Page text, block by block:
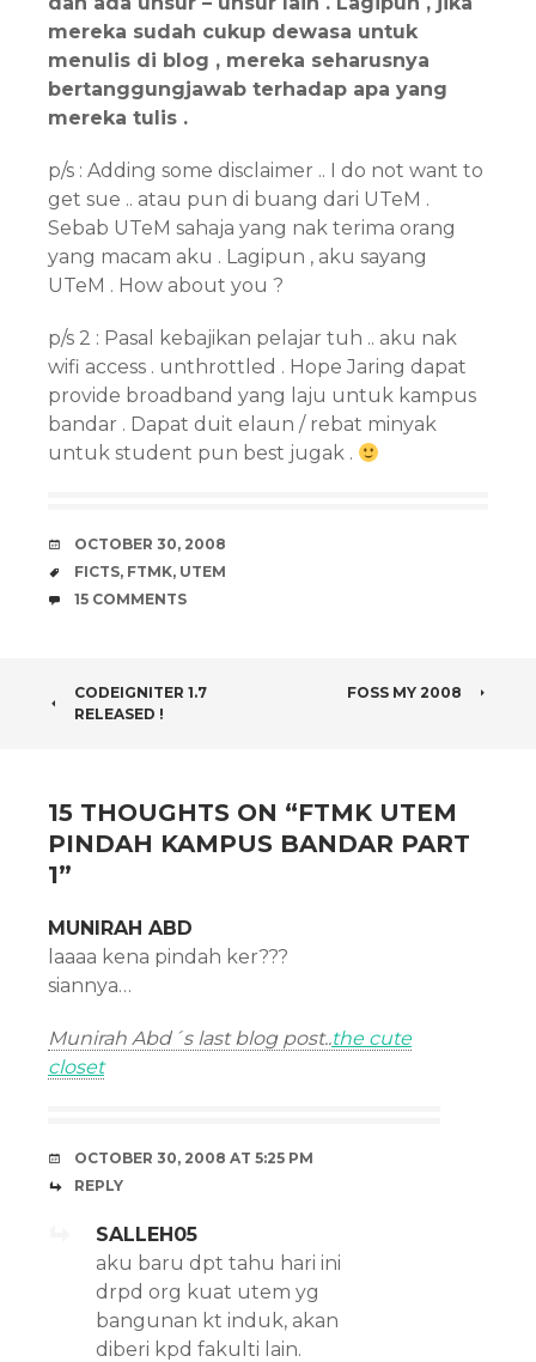
mereka sudah cukup dewasa untuk
menulis di blog , mereka seharusnya
bertanggungjawab terhadap apa yang
mereka tulis .
p/s : Adding some disclaimer .. I do not want to
get sue .. atau pun di buang dari UTeM .
Sebab UTeM sahaja yang nak terima orang
yang macam aku . Lagipun , aku sayang
UTeM . How about you ?
p/s 2 : Pasal kebajikan pelajar tuh .. aku nak
wifi access . unthrottled . Hope Jaring dapat
provide broadband yang laju untuk kampus
bandar . Dapat duit elaun / rebat minyak
untuk student pun best jugak .
DATE
OCTOBER 30, 2008
TAGS
FICTS, FTMK, UTEM
COMMENTS
15 COMMENTS
POST
CODEIGNITER 1.7
RELEASED !
FOSS MY 2008
15 THOUGHTS ON “FTMK UTEM
PINDAH KAMPUS BANDAR PART
1”
MUNIRAH ABD
laaaa kena pindah ker???
siannya…
Munirah Abd´s last blog post..the cute
closet
OCTOBER 30, 2008 AT 5:25 PM
REPLY
SALLEH05
aku baru dpt tahu hari ini
drpd org kuat utem yg
bangunan kt induk, akan
diberi kpd fakulti lain.